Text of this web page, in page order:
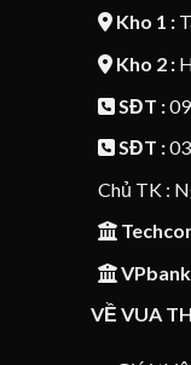
Kho 1 :
Kho 2 :
SĐT :
SĐT :
Chủ TK :
VỀ VUA